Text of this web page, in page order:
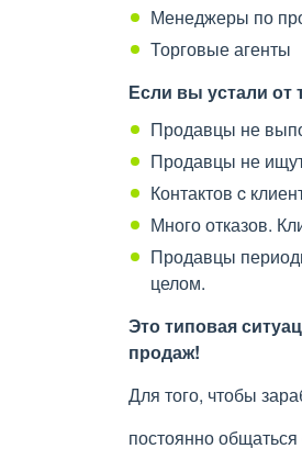
Менеджеры по
Торговые агенты
Если вы устали от
Продавцы не
Продавцы не
Контактов c
Много отказов.
Продавцы
целом.
Это типовая
продаж!
Для того, чтобы
постоянно